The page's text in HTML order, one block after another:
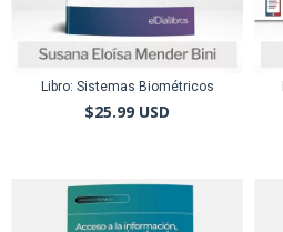
Libro: Sistemas Biométricos
$25.99 USD